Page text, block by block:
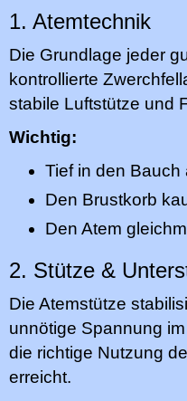
1. Atemtechnik
Die Grundlage jeder
kontrollierte
stabile Luftstütze und
Wichtig:
Tief in den Bauch
Den Brustkorb
Den Atem
2. Stütze &
Die Atemstütze
unnötige Spannung
die richtige Nutzung
erreicht.